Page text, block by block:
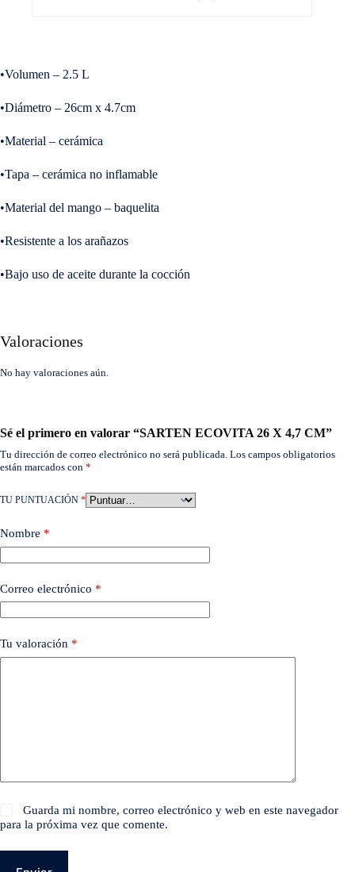
•Volumen – 2.5 L
•Diámetro – 26cm x 4.7cm
•Material – cerámica
•Tapa – cerámica no inflamable
•Material del mango – baquelita
•Resistente a los arañazos
•Bajo uso de aceite durante la cocción
Valoraciones
No hay valoraciones aún.
Sé el primero en valorar “SARTEN ECOVITA 26 X 4,7 CM”
Tu dirección de correo electrónico no será publicada. Los campos obligatorios
están marcados con *
TU PUNTUACIÓN *
Nombre *
Correo electrónico *
Tu valoración *
Guarda mi nombre, correo electrónico y web en este navegador
para la próxima vez que comente.